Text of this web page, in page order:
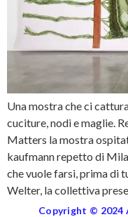
Una mostra che ci
cuciture, nodi e maglie.
Matters la mostra
kaufmann repetto di
che vuole farsi, prima di
Welter, la collettiva
Copyright © 2024